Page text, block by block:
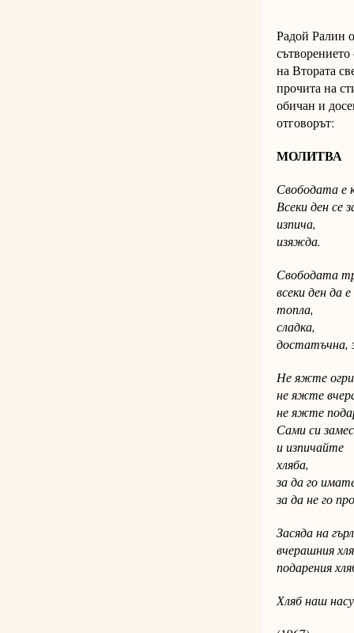
Радой Ралин
на Втората
прочита на
обичан и
отговорът:
МОЛИТВА
Свободата е
Всеки ден се
изпича,
изяжда.
Свободата
всеки ден да
топла,
сладка,
достатъчна,
Не яжте
не яжте
не яжте
Сами си
и изпичайте
хляба,
за да го
за да не го
Засяда на
вчерашния
подарения
Хляб наш